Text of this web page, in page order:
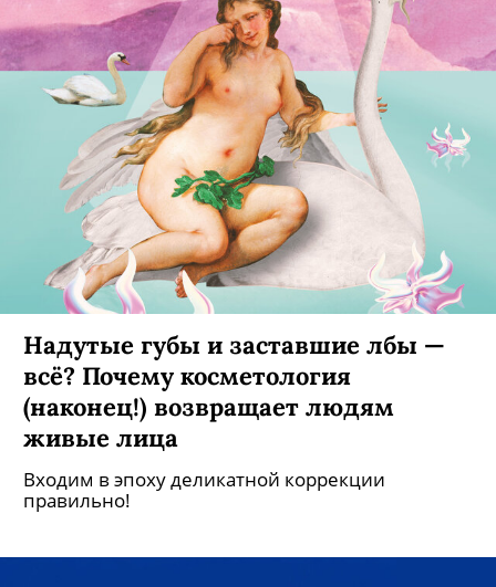
Надутые губы и заставшие лбы —
всё? Почему косметология
(наконец!) возвращает людям
живые лица
Входим в эпоху деликатной коррекции
правильно!